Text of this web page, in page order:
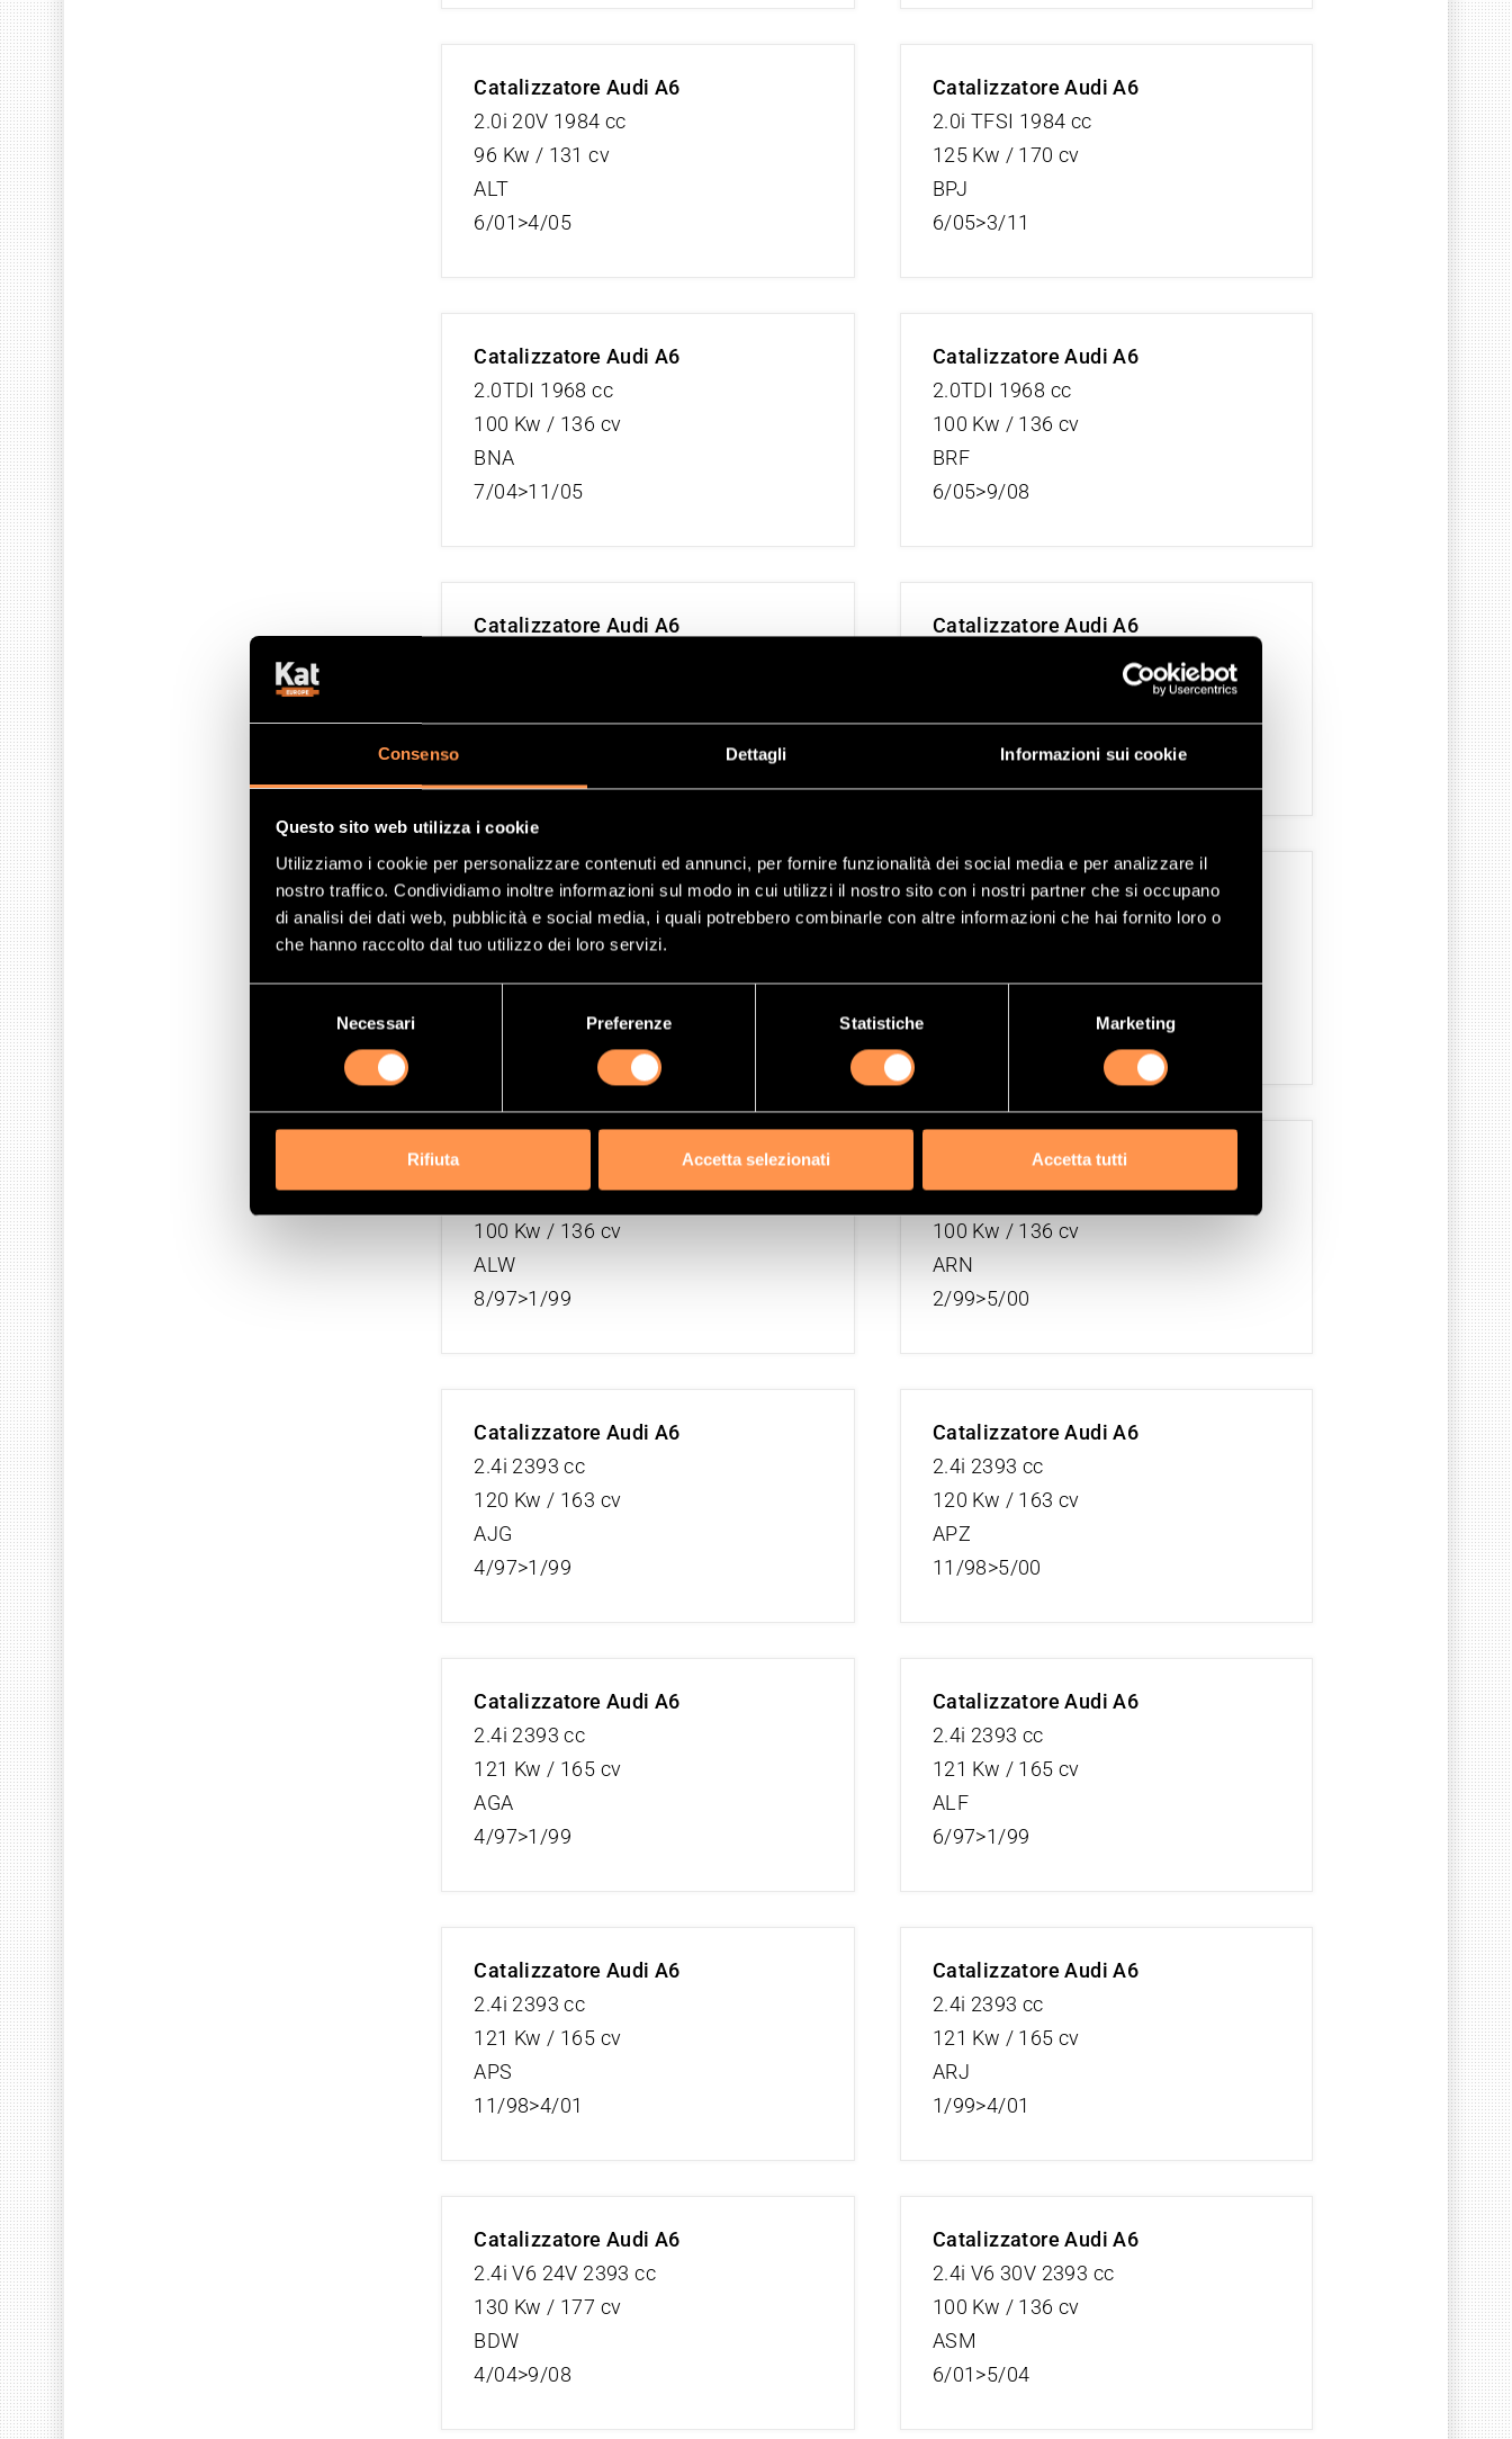
Consenso Dettagli Informazioni sui cookie
Questo sito web utilizza i cookie
Utilizziamo i cookie per personalizzare contenuti ed annunci, per fornire funzionalità dei social media e per analizzare il
nostro traffico. Condividiamo inoltre informazioni sul modo in cui utilizzi il nostro sito con i nostri partner che si occupano
di analisi dei dati web, pubblicità e social media, i quali potrebbero combinarle con altre informazioni che hai fornito loro o
che hanno raccolto dal tuo utilizzo dei loro servizi.
Necessari Preferenze Statistiche Marketing
Rifiuta Accetta selezionati Accetta tutti
Catalizzatore Audi A6
2.0i 20V 1984 cc
96 Kw / 131 cv
ALT
6/01>4/05
Catalizzatore Audi A6
2.0i TFSI 1984 cc
125 Kw / 170 cv
BPJ
6/05>3/11
Catalizzatore Audi A6
2.0TDI 1968 cc
100 Kw / 136 cv
BNA
7/04>11/05
Catalizzatore Audi A6
2.0TDI 1968 cc
100 Kw / 136 cv
BRF
6/05>9/08
Catalizzatore Audi A6
BLB
Catalizzatore Audi A6
BRE
6/05>9/08
Catalizzatore Audi A6
2.0TDI 1968 cc
Catalizzatore Audi A6
2.3 2309 cc
2.4i 2393 cc
100 Kw / 136 cv
ALW
8/97>1/99
Catalizzatore Audi A6
2.4i 2393 cc
100 Kw / 136 cv
ARN
2/99>5/00
Catalizzatore Audi A6
2.4i 2393 cc
120 Kw / 163 cv
AJG
4/97>1/99
Catalizzatore Audi A6
2.4i 2393 cc
120 Kw / 163 cv
APZ
11/98>5/00
Catalizzatore Audi A6
2.4i 2393 cc
121 Kw / 165 cv
AGA
4/97>1/99
Catalizzatore Audi A6
2.4i 2393 cc
121 Kw / 165 cv
ALF
6/97>1/99
Catalizzatore Audi A6
2.4i 2393 cc
121 Kw / 165 cv
APS
11/98>4/01
Catalizzatore Audi A6
2.4i 2393 cc
121 Kw / 165 cv
ARJ
1/99>4/01
Catalizzatore Audi A6
2.4i V6 24V 2393 cc
130 Kw / 177 cv
BDW
4/04>9/08
Catalizzatore Audi A6
2.4i V6 30V 2393 cc
100 Kw / 136 cv
ASM
6/01>5/04